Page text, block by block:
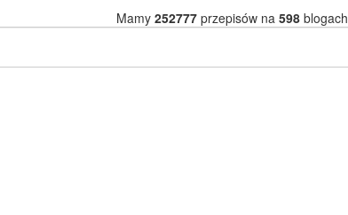
Mamy 252777przepisów na 598